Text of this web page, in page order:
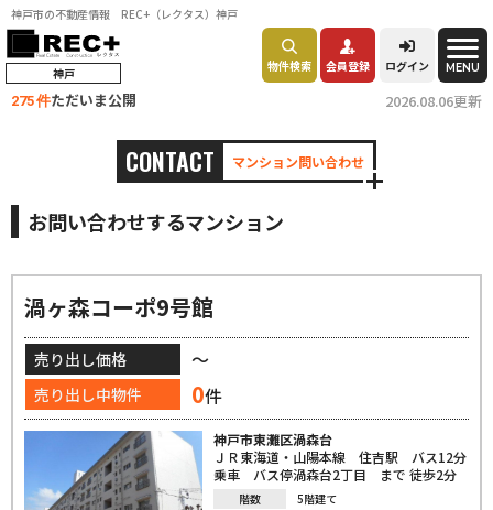
神戸市の不動産情報 REC+（レクタス）神戸
神戸 物件検索 会員登録 ログイン MENU
275 件ただいま公開 2026.08.06更新
CONTACT マンション問い合わせ
お問い合わせするマンション
渦ヶ森コーポ9号館
売り出し価格 ～
売り出し中物件 0件
神戸市東灘区渦森台
ＪＲ東海道・山陽本線 住吉駅 バス12分
乗車 バス停渦森台2丁目 まで 徒歩2分
階数
5階建て